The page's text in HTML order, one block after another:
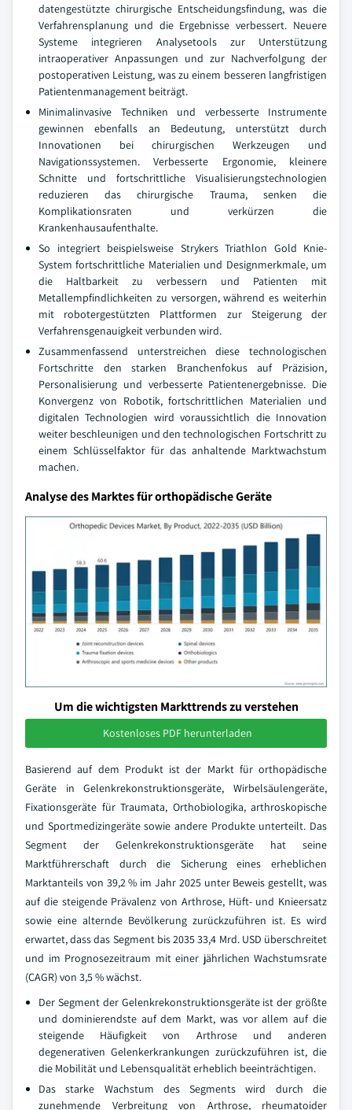
datengestützte chirurgische Entscheidungsfindung, was die
Verfahrensplanung und die Ergebnisse verbessert. Neuere
Systeme integrieren Analysetools zur Unterstützung
intraoperativer Anpassungen und zur Nachverfolgung der
postoperativen Leistung, was zu einem besseren langfristigen
Patientenmanagement beiträgt.
Minimalinvasive Techniken und verbesserte Instrumente
gewinnen ebenfalls an Bedeutung, unterstützt durch
Innovationen bei chirurgischen Werkzeugen und
Navigationssystemen. Verbesserte Ergonomie, kleinere
Schnitte und fortschrittliche Visualisierungstechnologien
reduzieren das chirurgische Trauma, senken die
Komplikationsraten und verkürzen die
Krankenhausaufenthalte.
So integriert beispielsweise Strykers Triathlon Gold Knie-
System fortschrittliche Materialien und Designmerkmale, um
die Haltbarkeit zu verbessern und Patienten mit
Metallempfindlichkeiten zu versorgen, während es weiterhin
mit robotergestützten Plattformen zur Steigerung der
Verfahrensgenauigkeit verbunden wird.
Zusammenfassend unterstreichen diese technologischen
Fortschritte den starken Branchenfokus auf Präzision,
Personalisierung und verbesserte Patientenergebnisse. Die
Konvergenz von Robotik, fortschrittlichen Materialien und
digitalen Technologien wird voraussichtlich die Innovation
weiter beschleunigen und den technologischen Fortschritt zu
einem Schlüsselfaktor für das anhaltende Marktwachstum
machen.
Analyse des Marktes für orthopädische Geräte
Um die wichtigsten Markttrends zu verstehen
Kostenloses PDF herunterladen
Basierend auf dem Produkt ist der Markt für orthopädische
Geräte in Gelenkrekonstruktionsgeräte, Wirbelsäulengeräte,
Fixationsgeräte für Traumata, Orthobiologika, arthroskopische
und Sportmedizingeräte sowie andere Produkte unterteilt. Das
Segment der Gelenkrekonstruktionsgeräte hat seine
Marktführerschaft durch die Sicherung eines erheblichen
Marktanteils von 39,2 % im Jahr 2025 unter Beweis gestellt, was
auf die steigende Prävalenz von Arthrose, Hüft- und Knieersatz
sowie eine alternde Bevölkerung zurückzuführen ist. Es wird
erwartet, dass das Segment bis 2035 33,4 Mrd. USD überschreitet
und im Prognosezeitraum mit einer jährlichen Wachstumsrate
(CAGR) von 3,5 % wächst.
Der Segment der Gelenkrekonstruktionsgeräte ist der größte
und dominierendste auf dem Markt, was vor allem auf die
steigende Häufigkeit von Arthrose und anderen
degenerativen Gelenkerkrankungen zurückzuführen ist, die
die Mobilität und Lebensqualität erheblich beeinträchtigen.
Das starke Wachstum des Segments wird durch die
zunehmende Verbreitung von Arthrose, rheumatoider